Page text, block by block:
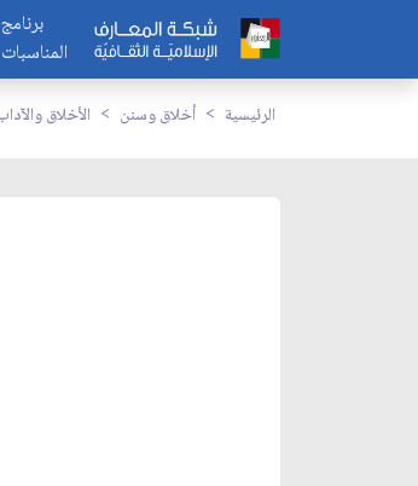
برنامج
المناسبات
الرئيسية أخلاق وسنن الأخلاق